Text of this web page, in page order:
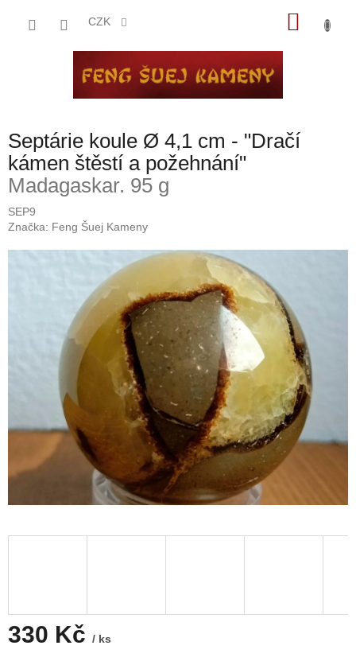
CZK
Septárie koule Ø 4,1 cm - "Dračí
kámen štěstí a požehnání"
Madagaskar. 95 g
SEP9
Značka: Feng Šuej Kameny
330 Kč / ks